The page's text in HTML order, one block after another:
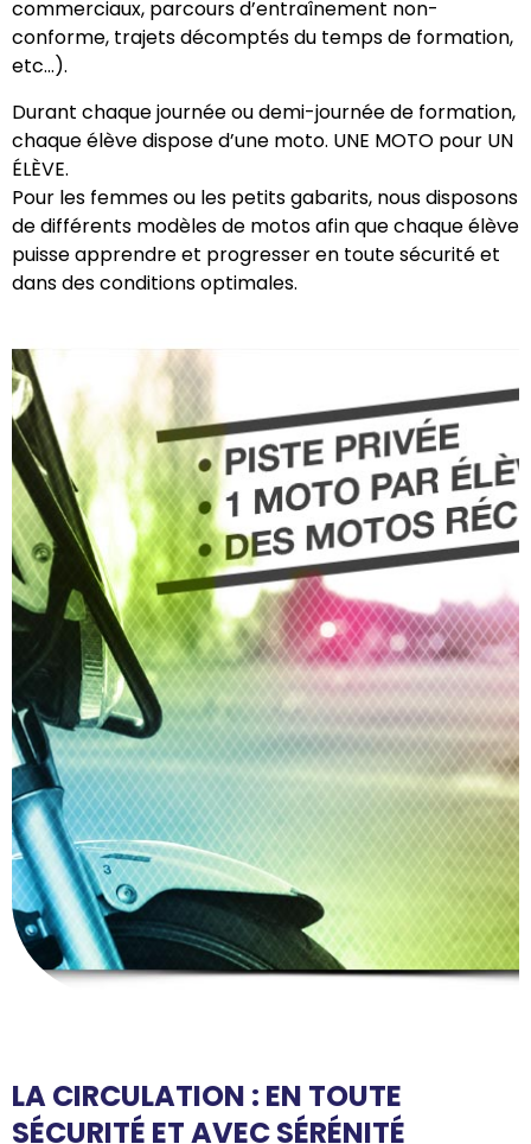
commerciaux, parcours d’entraînement non-
conforme, trajets décomptés du temps de formation,
etc…).
Durant chaque journée ou demi-journée de formation,
chaque élève dispose d’une moto. UNE MOTO pour UN
ÉLÈVE.
Pour les femmes ou les petits gabarits, nous disposons
de différents modèles de motos afin que chaque élève
puisse apprendre et progresser en toute sécurité et
dans des conditions optimales.
LA CIRCULATION : EN TOUTE
SÉCURITÉ ET AVEC SÉRÉNITÉ